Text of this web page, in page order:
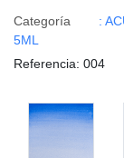
Categoría
:
5ML
Referencia: 004